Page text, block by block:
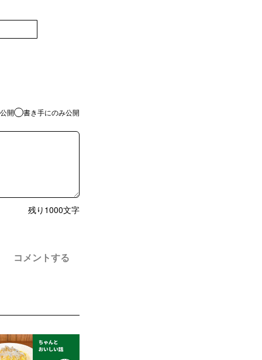
公開 書き手にのみ公開
残り 1000文字
コメントする